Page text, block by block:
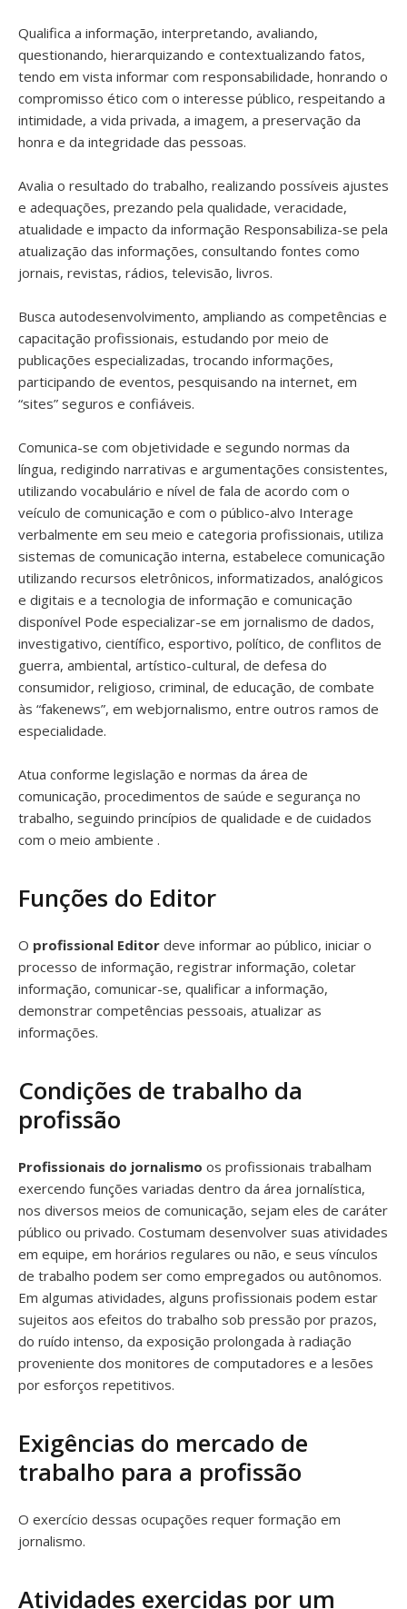
Qualifica a informação, interpretando, avaliando,
questionando, hierarquizando e contextualizando fatos,
tendo em vista informar com responsabilidade, honrando o
compromisso ético com o interesse público, respeitando a
intimidade, a vida privada, a imagem, a preservação da
honra e da integridade das pessoas.
Avalia o resultado do trabalho, realizando possíveis ajustes
e adequações, prezando pela qualidade, veracidade,
atualidade e impacto da informação Responsabiliza-se pela
atualização das informações, consultando fontes como
jornais, revistas, rádios, televisão, livros.
Busca autodesenvolvimento, ampliando as competências e
capacitação profissionais, estudando por meio de
publicações especializadas, trocando informações,
participando de eventos, pesquisando na internet, em
“sites” seguros e confiáveis.
Comunica-se com objetividade e segundo normas da
língua, redigindo narrativas e argumentações consistentes,
utilizando vocabulário e nível de fala de acordo com o
veículo de comunicação e com o público-alvo Interage
verbalmente em seu meio e categoria profissionais, utiliza
sistemas de comunicação interna, estabelece comunicação
utilizando recursos eletrônicos, informatizados, analógicos
e digitais e a tecnologia de informação e comunicação
disponível Pode especializar-se em jornalismo de dados,
investigativo, científico, esportivo, político, de conflitos de
guerra, ambiental, artístico-cultural, de defesa do
consumidor, religioso, criminal, de educação, de combate
às “fakenews”, em webjornalismo, entre outros ramos de
especialidade.
Atua conforme legislação e normas da área de
comunicação, procedimentos de saúde e segurança no
trabalho, seguindo princípios de qualidade e de cuidados
com o meio ambiente .
Funções do Editor
O profissional Editor deve informar ao público, iniciar o
processo de informação, registrar informação, coletar
informação, comunicar-se, qualificar a informação,
demonstrar competências pessoais, atualizar as
informações.
Condições de trabalho da
profissão
Profissionais do jornalismo os profissionais trabalham
exercendo funções variadas dentro da área jornalística,
nos diversos meios de comunicação, sejam eles de caráter
público ou privado. Costumam desenvolver suas atividades
em equipe, em horários regulares ou não, e seus vínculos
de trabalho podem ser como empregados ou autônomos.
Em algumas atividades, alguns profissionais podem estar
sujeitos aos efeitos do trabalho sob pressão por prazos,
do ruído intenso, da exposição prolongada à radiação
proveniente dos monitores de computadores e a lesões
por esforços repetitivos.
Exigências do mercado de
trabalho para a profissão
O exercício dessas ocupações requer formação em
jornalismo.
Atividades exercidas por um